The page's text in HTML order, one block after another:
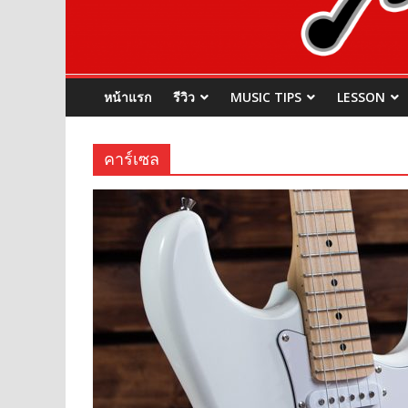
หน้าแรก รีวิว MUSIC TIPS LESSON
คาร์เซล